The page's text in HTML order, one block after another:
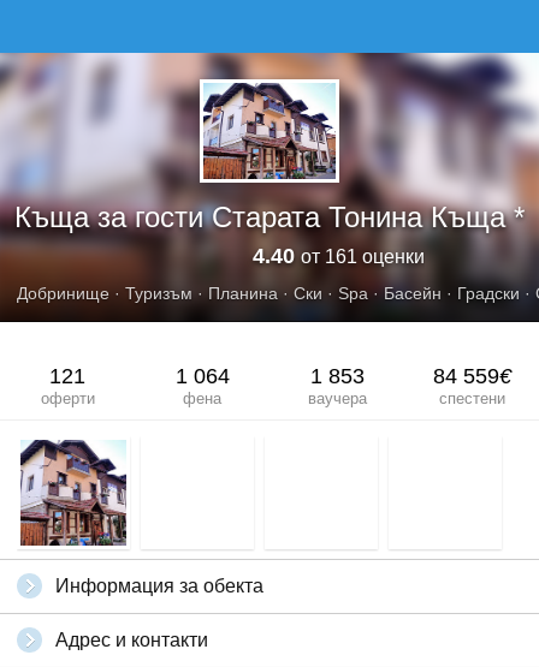
Къща за гости Старата Тонина Къща *
4.40 от 161 оценки
Добринище · Туризъм · Планина · Ски · Spa · Басейн · Градски ·
121
оферти
1 064
фена
1 853
ваучера
84 559€
спестени
Информация за обекта
Адрес и контакти